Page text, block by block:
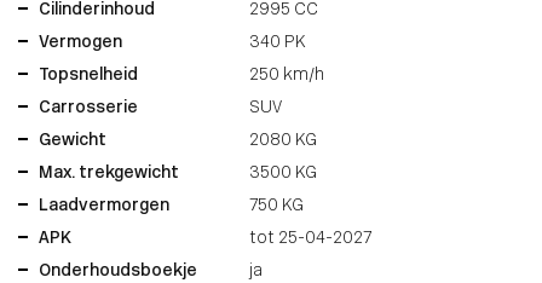
Cilinderinhoud
2995 CC
Vermogen
340 PK
Topsnelheid
250 km/h
Carrosserie
SUV
Gewicht
2080 KG
Max. trekgewicht
3500 KG
Laadvermorgen
750 KG
APK
tot 25-04-2027
Onderhoudsboekje
ja